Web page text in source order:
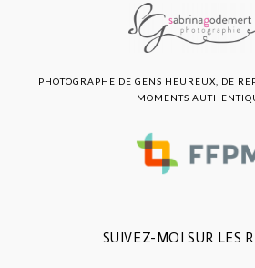
SUIVEZ-MOI SUR LES
PHOTOGRAPHE DE GENS HEUREUX, DE
MOMENTS